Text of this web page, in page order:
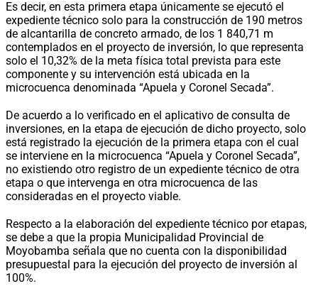
Es decir, en esta primera etapa únicamente se ejecutó el
expediente técnico solo para la construcción de 190 metros
de alcantarilla de concreto armado, de los 1 840,71 m
contemplados en el proyecto de inversión, lo que representa
solo el 10,32% de la meta física total prevista para este
componente y su intervención está ubicada en la
microcuenca denominada “Apuela y Coronel Secada”.
De acuerdo a lo verificado en el aplicativo de consulta de
inversiones, en la etapa de ejecución de dicho proyecto, solo
está registrado la ejecución de la primera etapa con el cual
se interviene en la microcuenca “Apuela y Coronel Secada”,
no existiendo otro registro de un expediente técnico de otra
etapa o que intervenga en otra microcuenca de las
consideradas en el proyecto viable.
Respecto a la elaboración del expediente técnico por etapas,
se debe a que la propia Municipalidad Provincial de
Moyobamba señala que no cuenta con la disponibilidad
presupuestal para la ejecución del proyecto de inversión al
100%.